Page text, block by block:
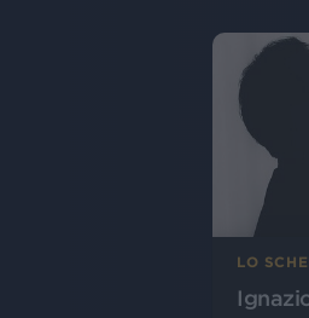
LO